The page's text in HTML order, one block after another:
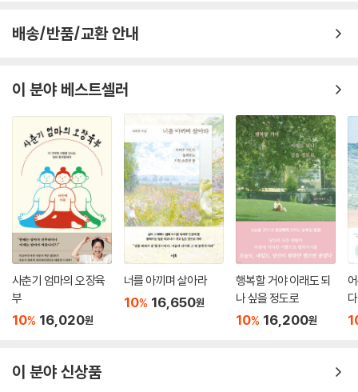
배송/반품/교환 안내
이 분야 베스트셀러
사춘기 엄마의 오장육
부
10% 16,020원
너를 아끼며 살아라
10% 16,650원
행복할 거야 이래도 되
나 싶을 정도로
10% 16,200원
다
이 분야 신상품